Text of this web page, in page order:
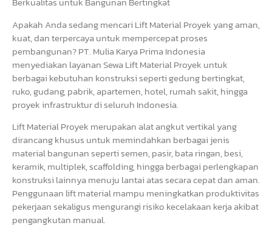
Apakah Anda sedang mencari Lift Material Proyek yang aman,
kuat, dan terpercaya untuk mempercepat proses
pembangunan? PT. Mulia Karya Prima Indonesia
menyediakan layanan Sewa Lift Material Proyek untuk
berbagai kebutuhan konstruksi seperti gedung bertingkat,
ruko, gudang, pabrik, apartemen, hotel, rumah sakit, hingga
proyek infrastruktur di seluruh Indonesia.
Lift Material Proyek merupakan alat angkut vertikal yang
dirancang khusus untuk memindahkan berbagai jenis
material bangunan seperti semen, pasir, bata ringan, besi,
keramik, multiplek, scaffolding, hingga berbagai perlengkapan
konstruksi lainnya menuju lantai atas secara cepat dan aman.
Penggunaan lift material mampu meningkatkan produktivitas
pekerjaan sekaligus mengurangi risiko kecelakaan kerja akibat
pengangkutan manual.